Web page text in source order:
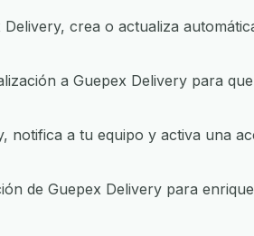
crea o actualiza
a Guepex Delivery para
notifica a tu equipo y activa una
de Guepex Delivery para